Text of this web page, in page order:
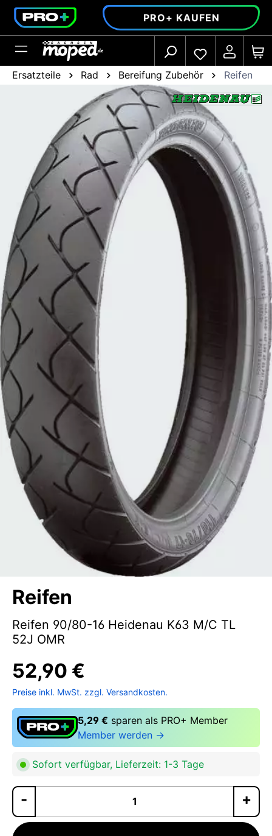
springen PRO+ KAUFEN
Ersatzteile Rad Bereifung Zubehör Reifen
Reifen
Reifen 90/80-16 Heidenau K63 M/C TL
52J OMR
52,90 €
Preise inkl. MwSt. zzgl. Versandkosten.
5,29 € sparen als PRO+ Member
Member werden →
Sofort verfügbar, Lieferzeit: 1-3 Tage